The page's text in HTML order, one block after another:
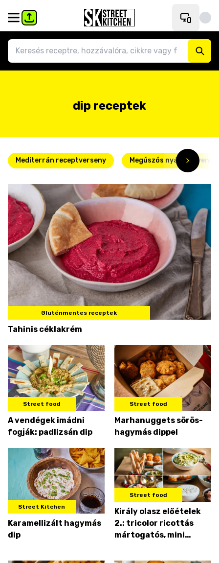
dip receptek
Mediterrán receptverseny Megúszós nyári
Gluténmentes receptek
Tahinis céklakrém
Street food
A vendégek imádni
fogják: padlizsán dip
Street food
Marhanuggets sörös-
hagymás dippel
Street Kitchen
Karamellizált hagymás
dip
Street food
Király olasz előételek
2.: tricolor ricottás
mártogatós, mini